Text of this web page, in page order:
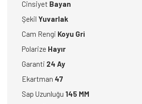
Cinsiyet Bayan
Şekil Yuvarlak
Cam Rengi Koyu Gri
Polarize Hayır
Garanti 24 Ay
Ekartman 47
Sap Uzunluğu 145 MM